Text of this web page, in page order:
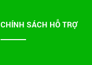
CHÍNH SÁCH HỖ TRỢ